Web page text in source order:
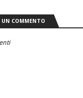
UN COMMENTO